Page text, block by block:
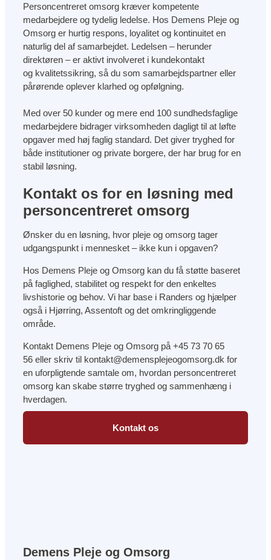
Personcentreret omsorg kræver kompetente
medarbejdere og tydelig ledelse. Hos Demens Pleje og
Omsorg er hurtig respons, loyalitet og kontinuitet en
naturlig del af samarbejdet. Ledelsen – herunder
direktøren – er aktivt involveret i kundekontakt
og kvalitetssikring, så du som samarbejdspartner eller
pårørende oplever klarhed og opfølgning.
Med over 50 kunder og mere end 100 sundhedsfaglige
medarbejdere bidrager virksomheden dagligt til at løfte
opgaver med høj faglig standard. Det giver tryghed for
både institutioner og private borgere, der har brug for en
stabil løsning.
Kontakt os for en løsning med
personcentreret omsorg
Ønsker du en løsning, hvor pleje og omsorg tager
udgangspunkt i mennesket – ikke kun i opgaven?
Hos Demens Pleje og Omsorg kan du få støtte baseret
på faglighed, stabilitet og respekt for den enkeltes
livshistorie og behov. Vi har base i Randers og hjælper
også i Hjørring, Assentoft og det omkringliggende
område.
Kontakt Demens Pleje og Omsorg på +45 73 70 65
56 eller skriv til kontakt@demensplejeogomsorg.dk for
en uforpligtende samtale om, hvordan personcentreret
omsorg kan skabe større tryghed og sammenhæng i
hverdagen.
Kontakt os
Demens Pleje og Omsorg